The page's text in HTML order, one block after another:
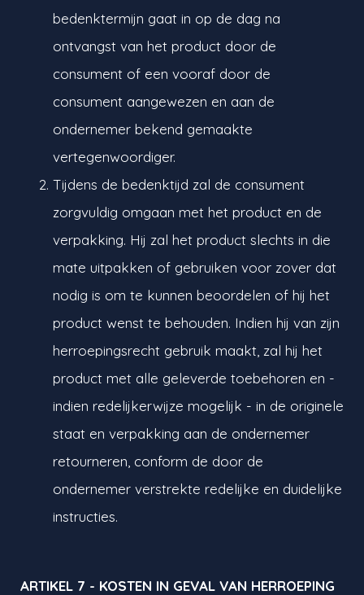
bedenktermijn gaat in op de dag na
ontvangst van het product door de
consument of een vooraf door de
consument aangewezen en aan de
ondernemer bekend gemaakte
vertegenwoordiger.
Tijdens de bedenktijd zal de consument
zorgvuldig omgaan met het product en de
verpakking. Hij zal het product slechts in die
mate uitpakken of gebruiken voor zover dat
nodig is om te kunnen beoordelen of hij het
product wenst te behouden. Indien hij van zijn
herroepingsrecht gebruik maakt, zal hij het
product met alle geleverde toebehoren en -
indien redelijkerwijze mogelijk - in de originele
staat en verpakking aan de ondernemer
retourneren, conform de door de
ondernemer verstrekte redelijke en duidelijke
instructies.
ARTIKEL 7 - KOSTEN IN GEVAL VAN HERROEPING